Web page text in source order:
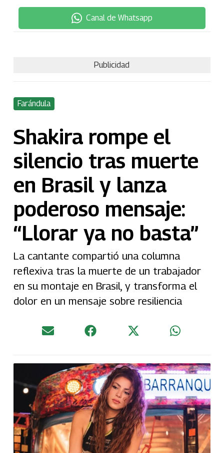
Canal de Whatsapp
Publicidad
Farándula
Shakira rompe el
silencio tras muerte
en Brasil y lanza
poderoso mensaje:
“Llorar ya no basta”
La cantante compartió una columna
reflexiva tras la muerte de un trabajador
en su montaje en Brasil, y transforma el
dolor en un mensaje sobre resiliencia